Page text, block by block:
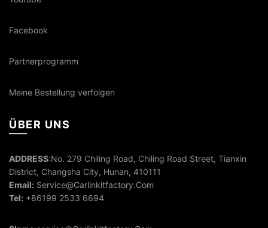
Facebook
Partnerprogramm
Meine Bestellung verfolgen
ÜBER UNS
ADDRESS:No. 279 Chiling Road, Chiling Road Street, Tianxin
District, Changsha City, Hunan, 410111
Email: Service@Carlinkitfactory.Com
Tel: +86199 2533 6694